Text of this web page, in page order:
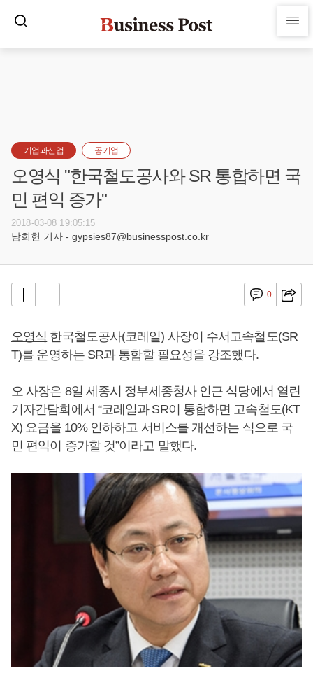
기업과산업 공기업
오영식 "한국철도공사와 SR 통합하면 국
민 편익 증가"
2018-03-08 19:05:15
남희헌 기자 - gypsies87@businesspost.co.kr
0
오영식 한국철도공사(코레일) 사장이 수서고속철도(SR
T)를 운영하는 SR과 통합할 필요성을 강조했다.
오 사장은 8일 세종시 정부세종청사 인근 식당에서 열린
기자간담회에서 “코레일과 SR이 통합하면 고속철도(KT
X) 요금을 10% 인하하고 서비스를 개선하는 식으로 국
민 편익이 증가할 것”이라고 말했다.